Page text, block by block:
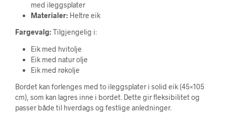
med ileggsplater
Materialer:Heltre eik
Fargevalg:Tilgjengelig i:
Eik med hvitolje
Eik med natur olje
Eik med røkolje
Bordet kan forlenges med to ileggsplater i solid eik (45×105
cm), som kan lagres inne i bordet. Dette gir fleksibilitet og
passer både til hverdags og festlige anledninger.